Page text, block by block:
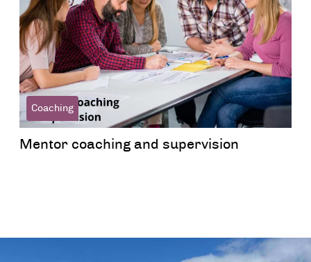
Coaching
Mentor coaching and supervision